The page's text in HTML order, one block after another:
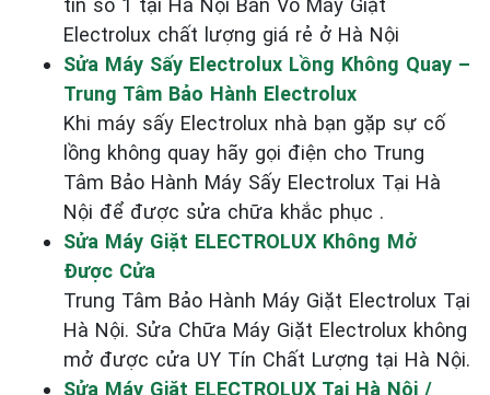
Electrolux chất lượng giá rẻ ở Hà Nội
Sửa Máy Sấy Electrolux Lồng Không Quay –
Trung Tâm Bảo Hành Electrolux
Khi máy sấy Electrolux nhà bạn gặp sự cố
lồng không quay hãy gọi điện cho Trung
Tâm Bảo Hành Máy Sấy Electrolux Tại Hà
Nội để được sửa chữa khắc phục .
Sửa Máy Giặt ELECTROLUX Không Mở
Được Cửa
Trung Tâm Bảo Hành Máy Giặt Electrolux Tại
Hà Nội. Sửa Chữa Máy Giặt Electrolux không
mở được cửa UY Tín Chất Lượng tại Hà Nội.
Sửa Máy Giặt ELECTROLUX Tại Hà Nội /